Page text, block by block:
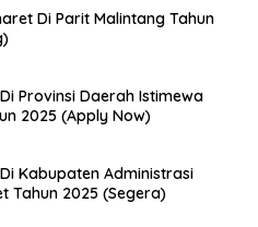
Di Parit Malintang Tahun
Provinsi Daerah Istimewa
2025 (Apply Now)
Kabupaten Administrasi
Tahun 2025 (Segera)